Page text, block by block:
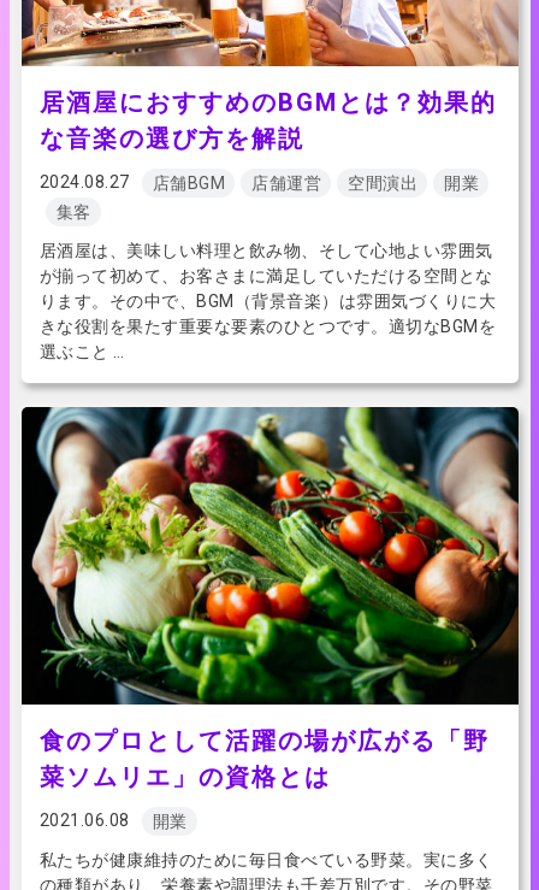
居酒屋におすすめのBGMとは？効果的
な音楽の選び方を解説
2024.08.27 店舗BGM 店舗運営 空間演出
開業
集客
居酒屋は、美味しい料理と飲み物、そして心地よい雰囲気
が揃って初めて、お客さまに満足していただける空間とな
ります。その中で、BGM（背景音楽）は雰囲気づくりに大
きな役割を果たす重要な要素のひとつです。適切なBGMを
選ぶこと …
食のプロとして活躍の場が広がる「野
菜ソムリエ」の資格とは
2021.06.08
開業
私たちが健康維持のために毎日食べている野菜。実に多く
の種類があり、栄養素や調理法も千差万別です。その野菜